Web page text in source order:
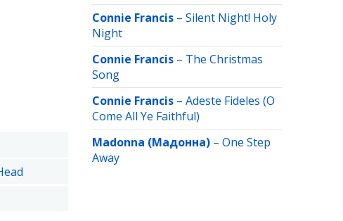
Connie Francis – Silent Night! Holy
Night
Connie Francis – The Christmas
Song
Connie Francis – Adeste Fideles (O
Come All Ye Faithful)
Madonna (Мадонна) – One Step
Away